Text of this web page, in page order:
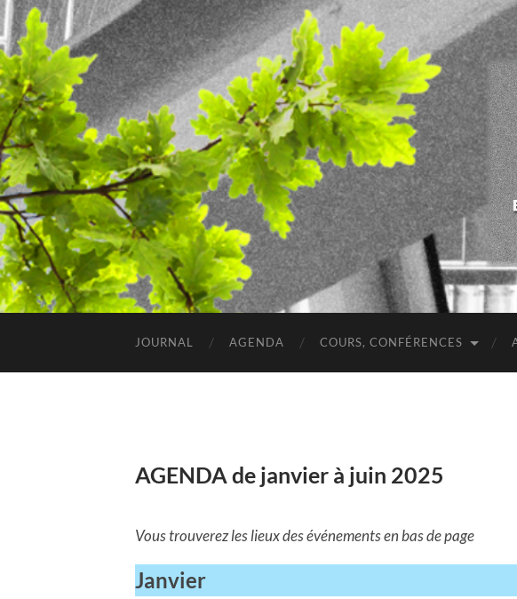
JOURNAL AGENDA COURS, CONFÉRENCES
AGENDA de janvier à juin 2025
Vous trouverez les lieux des événements en bas de page
Janvier